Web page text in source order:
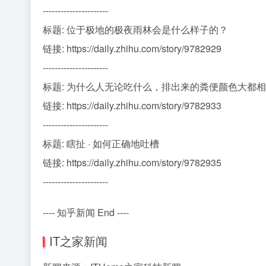
----------------------
标题: 位于极地的极夜雨林会是什么样子的？
链接: https://daily.zhihu.com/story/9782929
----------------------
标题: 为什么人无论吃什么，排出来的粪便颜色大都
链接: https://daily.zhihu.com/story/9782933
----------------------
标题: 瞎扯 · 如何正确地吐槽
链接: https://daily.zhihu.com/story/9782935
----------------------
---- 知乎新闻 End ----
IT之家新闻